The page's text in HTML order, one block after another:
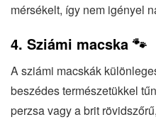
mérsékelt, így nem igényel
4. Sziámi macska 🐾
A sziámi macskák
beszédes természetükkel
perzsa vagy a brit